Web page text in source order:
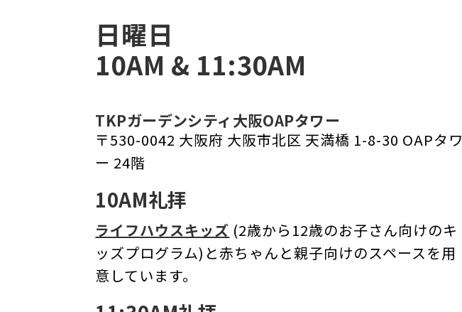
日曜日
10AM & 11:30AM
TKPガーデンシティ大阪OAPタワー
〒530-0042 大阪府 大阪市北区 天満橋 1-8-30 OAPタワ
ー 24階
10AM礼拝
ライフハウスキッズ (2歳から12歳のお子さん向けのキ
ッズプログラム)と赤ちゃんと親子向けのスペースを用
意しています。